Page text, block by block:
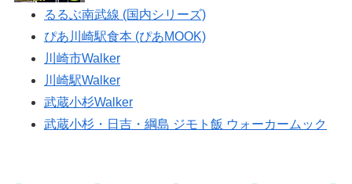
るるぶ南武線 (国内シリーズ)
ぴあ川崎駅食本 (ぴあMOOK)
川崎市Walker
川崎駅Walker
武蔵小杉Walker
武蔵小杉・日吉・綱島 ジモト飯 ウォーカームック